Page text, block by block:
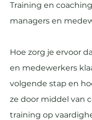
Training en
managers en
Hoe zorg je ervoor
en medewerkers
volgende stap en
ze door middel van
training op